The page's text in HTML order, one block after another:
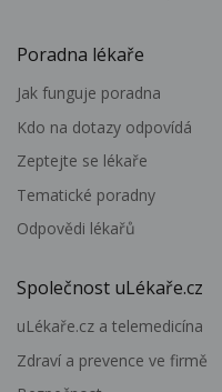
Poradna lékaře
Jak funguje poradna
Kdo na dotazy odpovídá
Zeptejte se lékaře
Tematické poradny
Odpovědi lékařů
Společnost uLékaře.cz
uLékaře.cz a telemedicína
Zdraví a prevence ve firmě